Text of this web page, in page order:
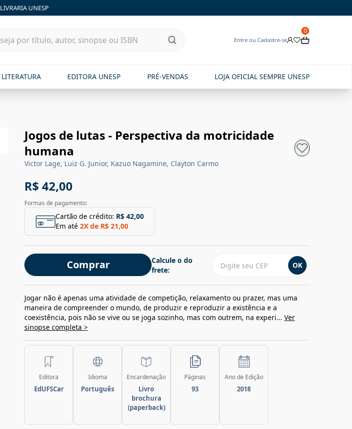
LIVRARIA UNESP
Entre ou Cadastre-se
0
LITERATURA EDITORA UNESP PRÉ-VENDAS LOJA OFICIAL SEMPRE UNESP
Jogos de lutas - Perspectiva da motricidade
humana
Victor Lage, Luiz G. Junior, Kazuo Nagamine, Clayton Carmo
R$ 42,00
Formas de pagamento:
Cartão de crédito: R$ 42,00
Em até 2X de R$ 21,00
Comprar
Calcule o do
frete:
OK
Jogar não é apenas uma atividade de competição, relaxamento ou prazer, mas uma
maneira de compreender o mundo, de produzir e reproduzir a existência e a
coexistência, pois não se vive ou se joga sozinho, mas com outrem, na experi... Ver
sinopse completa >
Editora
EdUFSCar
Idioma
Português
Encardenação
Livro
brochura
(paperback)
Páginas
93
Ano de Edição
2018